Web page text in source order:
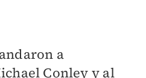
a
Conley y al